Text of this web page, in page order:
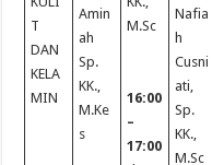
T
DAN
KELA
MIN
Amin
ah
Sp.
KK.,
M.Ke
s
M.Sc
16:00
–
17:00
Nafia
h
Cusni
ati,
Sp.
KK.,
M.Sc